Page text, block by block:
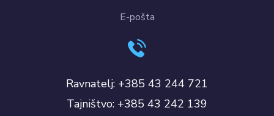
E-pošta
Ravnatelj: +385 43 244 721
Tajništvo: +385 43 242 139